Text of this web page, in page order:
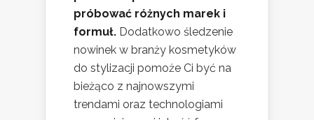
próbować różnych marek i
formuł. Dodatkowo śledzenie
nowinek w branży kosmetyków
do stylizacji pomoże Ci być na
bieżąco z najnowszymi
trendami oraz technologiami